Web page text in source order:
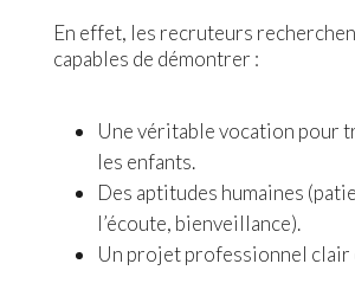
En effet, les recruteurs
capables de démontrer :
Une véritable vocation pour
les enfants.
Des aptitudes humaines
l’écoute, bienveillance).
Un projet professionnel clair